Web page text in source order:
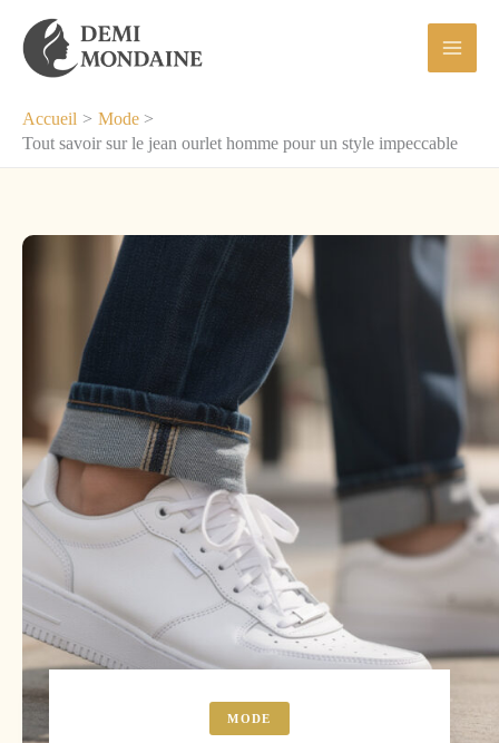
contenu
Accueil
Mode
Tout savoir sur le jean ourlet homme pour un style impeccable
MODE